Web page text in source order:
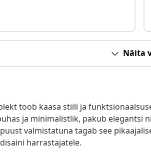
Näita
toob kaasa stiili ja
ja minimalistlik, pakub
valmistatuna tagab see
harrastajatele.